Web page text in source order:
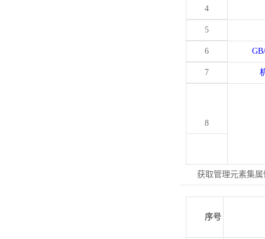
4
5
6
7
8
获取管理元素集
序号